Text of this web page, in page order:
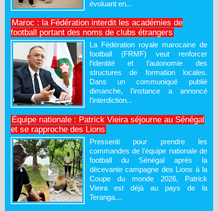
évoluant en...
Maroc : la Fédération interdit les académies de
football portant des noms de clubs étrangers
La Fédération royale marocaine de
football (FRMF) veut renforcer
l’identité et l’autonomie des
structures de formation locales.
Dans un communiqué publié
dimanche, l’instance a annoncé
l’interdiction...
Équipe nationale : Patrick Vieira séjourne au Sénégal
et se rapproche des Lions
Pressenti pour prendre les
commandes de l’équipe nationale de
football du Sénégal après la
décevante campagne des Lions à la
Coupe du monde 2026, Patrick
Vieira est déjà au pays de la
Teranga....